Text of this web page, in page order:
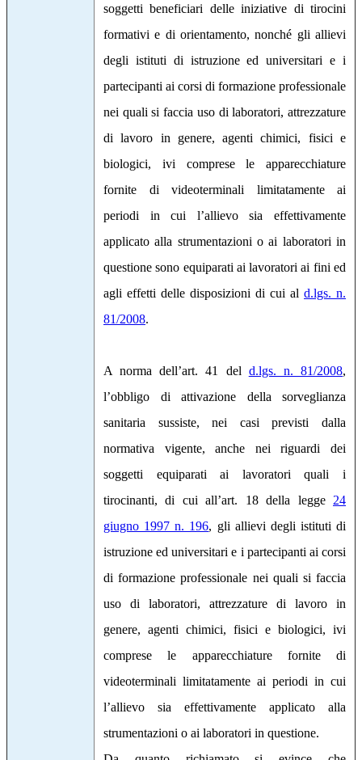
soggetti beneficiari delle iniziative di tirocini
formativi e di orientamento, nonché gli allievi
degli istituti di istruzione ed universitari e i
partecipanti ai corsi di formazione professionale
nei quali si faccia uso di laboratori, attrezzature
di lavoro in genere, agenti chimici, fisici e
biologici, ivi comprese le apparecchiature
fornite di videoterminali limitatamente ai
periodi in cui l’allievo sia effettivamente
applicato alla strumentazioni o ai laboratori in
questione sono equiparati ai lavoratori ai fini ed
agli effetti delle disposizioni di cui al d.lgs. n.
81/2008.
A norma dell’art. 41 del d.lgs. n. 81/2008,
l’obbligo di attivazione della sorveglianza
sanitaria sussiste, nei casi previsti dalla
normativa vigente, anche nei riguardi dei
soggetti equiparati ai lavoratori quali i
tirocinanti, di cui all’art. 18 della legge 24
giugno 1997 n. 196, gli allievi degli istituti di
istruzione ed universitari e i partecipanti ai corsi
di formazione professionale nei quali si faccia
uso di laboratori, attrezzature di lavoro in
genere, agenti chimici, fisici e biologici, ivi
comprese le apparecchiature fornite di
videoterminali limitatamente ai periodi in cui
l’allievo sia effettivamente applicato alla
strumentazioni o ai laboratori in questione.